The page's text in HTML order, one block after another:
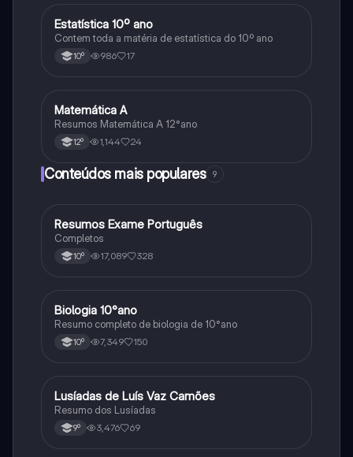
Matemática
Estatística 10º ano
Contem toda a matéria de estatística do 10º ano
10º 986 17
Matemática
Matemática A
Resumos Matemática A 12°ano
12º 1,144 24
Conteúdos mais populares 9
Português
Resumos Exame Português
Completos
10º 17,089 328
Biologia
Biologia 10°ano
Resumo completo de biologia de 10°ano
10º 7,349 150
Português
Lusíadas de Luís Vaz Camões
Resumo dos Lusíadas
9º 3,476 69